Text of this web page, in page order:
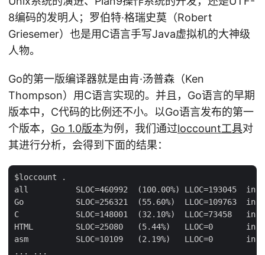
8编码的发明人；罗伯特·格瑞史莫（Robert
Griesemer）也是用C语言手写Java虚拟机的大神级
人物。
Go的第一版编译器就是由肯·汤普森（Ken
Thompson）用C语言实现的。并且，Go语言的早期
版本中，C代码的比例还不小。以Go语言发布的第一
个版本， Go 1.0版本为例，我们通过loccount工具对
其进行分析，会得到下面的结果：
$loccount .
all          SLOC=460992  (100.00%) LLOC=193045  in
Go           SLOC=256321  (55.60%)  LLOC=109763  in
C            SLOC=148001  (32.10%)  LLOC=73458   in
HTML         SLOC=25080   (5.44%)   LLOC=0       in
asm          SLOC=10109   (2.19%)   LLOC=0       in